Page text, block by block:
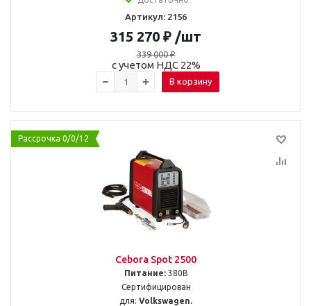
Артикул: 2156
315 270 ₽ /шт
339 000₽
с учетом НДС 22%
В корзину
Рассрочка 0/0/12
Cebora Spot 2500
Питание:380В
Сертифицирован
для: Volkswagen.